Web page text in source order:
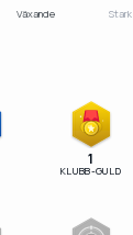
Växande Stark
1
KLUBB-GULD